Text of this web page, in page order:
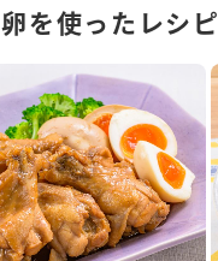
卵を使ったレシピ